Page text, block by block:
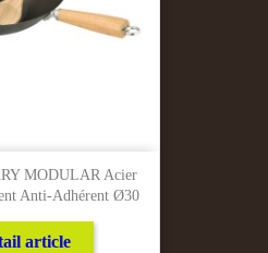
MODULAR Acier
Anti-Adhérent Ø30
article